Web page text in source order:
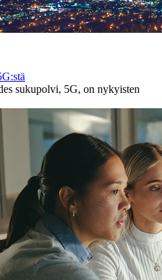
sukupolvi, 5G, on nykyisten